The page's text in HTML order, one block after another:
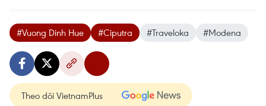
#Vuong Dinh Hue #Ciputra #Traveloka #Modena
Theo dõi VietnamPlus